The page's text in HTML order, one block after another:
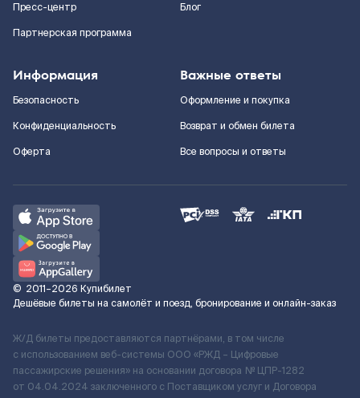
Пресс-центр
Партнерская программа
Блог
Информация
Безопасность
Конфиденциальность
Оферта
Важные ответы
Оформление и покупка
Возврат и обмен билета
Все вопросы и ответы
© 2011–2026 Купибилет
Дешёвые билеты на самолёт и поезд, бронирование и онлайн-заказ
Ж/Д билеты предоставляются партнёрами, в том числе
с использованием веб-системы ООО «РЖД – Цифровые
пассажирские решения» на основании договора № ЦПР-1282
от 04.04.2024 заключенного с Поставщиком услуг и Договора